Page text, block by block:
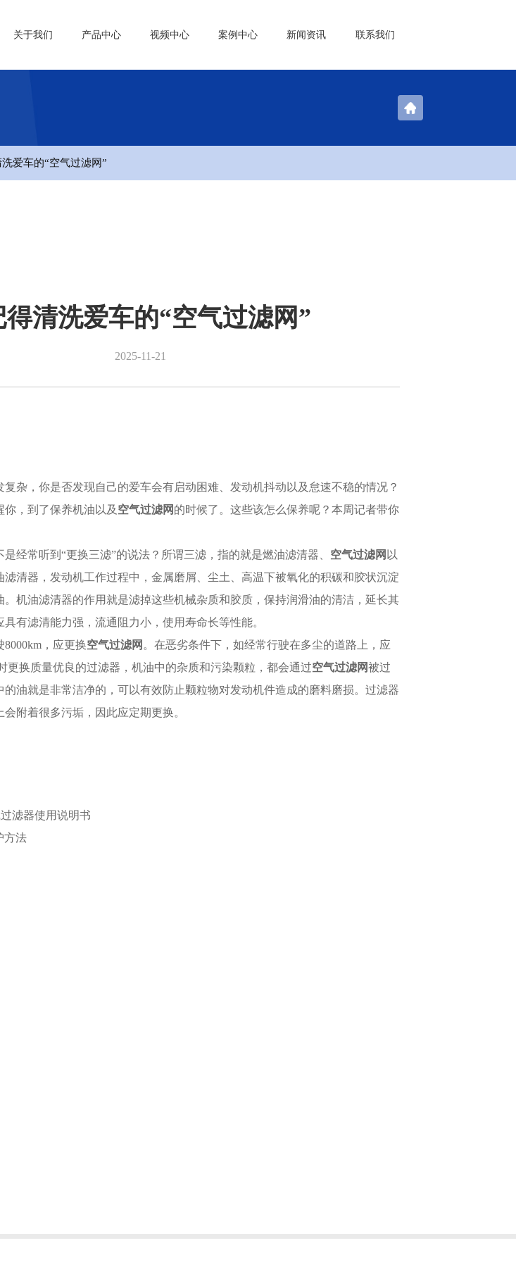
关于我们 产品中心 视频中心 案例中心 新闻资讯 联系我们
爱车的“空气过滤网”
得清洗爱车的“空气过滤网”
2025-11-21
杂，你是否发现自己的爱车会有启动困难、发动机抖动以及怠速不稳的情况？
，到了保养机油以及 空气过滤网 的时候了。这些该怎么保养呢？本周记者带你
经常听到“更换三滤”的说法？所谓三滤，指的就是燃油滤清器、 空气过滤网 以
滤清器，发动机工作过程中，金属磨屑、尘土、高温下被氧化的积碳和胶状沉淀
。机油滤清器的作用就是滤掉这些机械杂质和胶质，保持润滑油的清洁，延长其
有滤清能力强，流通阻力小，使用寿命长等性能。
，应更换空气过滤网 。在恶劣条件下，如经常行驶在多尘的道路上，应
更换质量优良的过滤器，机油中的杂质和污染颗粒，都会通过空气过滤网被过
的油就是非常洁净的，可以有效防止颗粒物对发动机件造成的磨料磨损。过滤器
附着很多污垢，因此应定期更换。
滤器使用说明书
方法